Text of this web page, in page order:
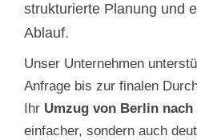
strukturierte Planung und
Ablauf.
Unser Unternehmen
Anfrage bis zur finalen
Ihr Umzug von Berlin nach
einfacher, sondern auch